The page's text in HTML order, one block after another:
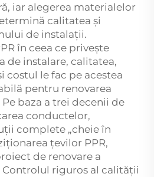
iar alegerea materialelor
calitatea și
de instalații.
în ceea ce privește
de instalare, calitatea,
costul le fac pe acestea
pentru renovarea
baza a trei decenii de
conductelor,
complete „cheie în
țevilor PPR,
de renovare a
riguros al calității